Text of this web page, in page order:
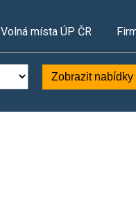
Volná místa ÚP ČR
Zobrazit nabídky